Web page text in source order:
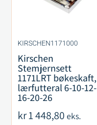
KIRSCHEN1171000
Kirschen
Stemjernsett
1171LRT bøkeskaft,
lærfutteral 6-10-12-
16-20-26
kr1 448,80 eks.